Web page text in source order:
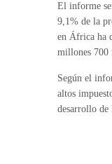
El informe
9,1% de la
en África ha
millones 700
Según el
altos
desarrollo de